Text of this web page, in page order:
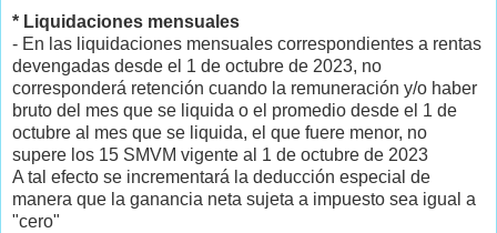
* Liquidaciones mensuales
- En las liquidaciones mensuales correspondientes a rentas
devengadas desde el 1 de octubre de 2023, no
corresponderá retención cuando la remuneración y/o haber
bruto del mes que se liquida o el promedio desde el 1 de
octubre al mes que se liquida, el que fuere menor, no
supere los 15 SMVM vigente al 1 de octubre de 2023
A tal efecto se incrementará la deducción especial de
manera que la ganancia neta sujeta a impuesto sea igual a
"cero"